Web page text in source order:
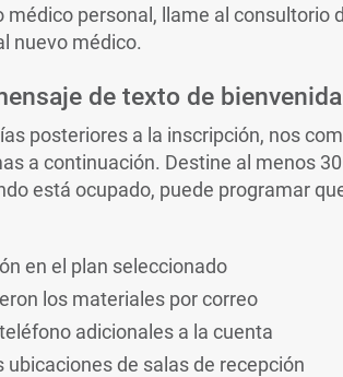
médico personal, llame al consultorio
nuevo médico.
de texto de bienvenida
posteriores a la inscripción, nos
a continuación. Destine al menos
está ocupado, puede programar
en el plan seleccionado
los materiales por correo
adicionales a la cuenta
de salas de recepción